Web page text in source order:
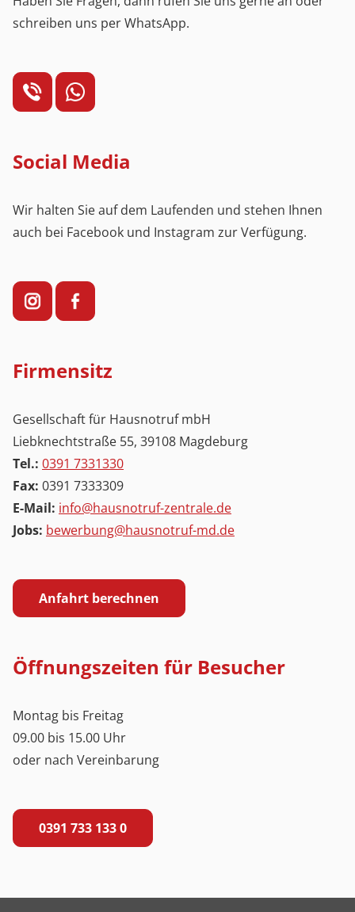
schreiben uns per WhatsApp.
Social Media
Wir halten Sie auf dem Laufenden und stehen Ihnen
auch bei Facebook und Instagram zur Verfügung.
Firmensitz
Gesellschaft für Hausnotruf mbH
Liebknechtstraße 55, 39108 Magdeburg
Tel.: 0391 7331330
Fax: 0391 7333309
E-Mail: info@hausnotruf-zentrale.de
Jobs: bewerbung@hausnotruf-md.de
Anfahrt berechnen
Öffnungszeiten für Besucher
Montag bis Freitag
09.00 bis 15.00 Uhr
oder nach Vereinbarung
0391 733 133 0